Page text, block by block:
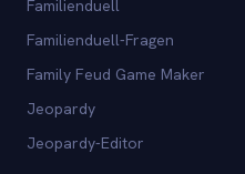
Familienduell
Familienduell-Fragen
Family Feud Game Maker
Jeopardy
Jeopardy-Editor